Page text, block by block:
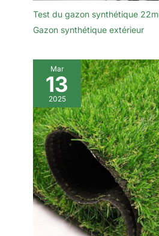
Test du gazon synthétique
Gazon synthétique extérieur
Mar
13
2025